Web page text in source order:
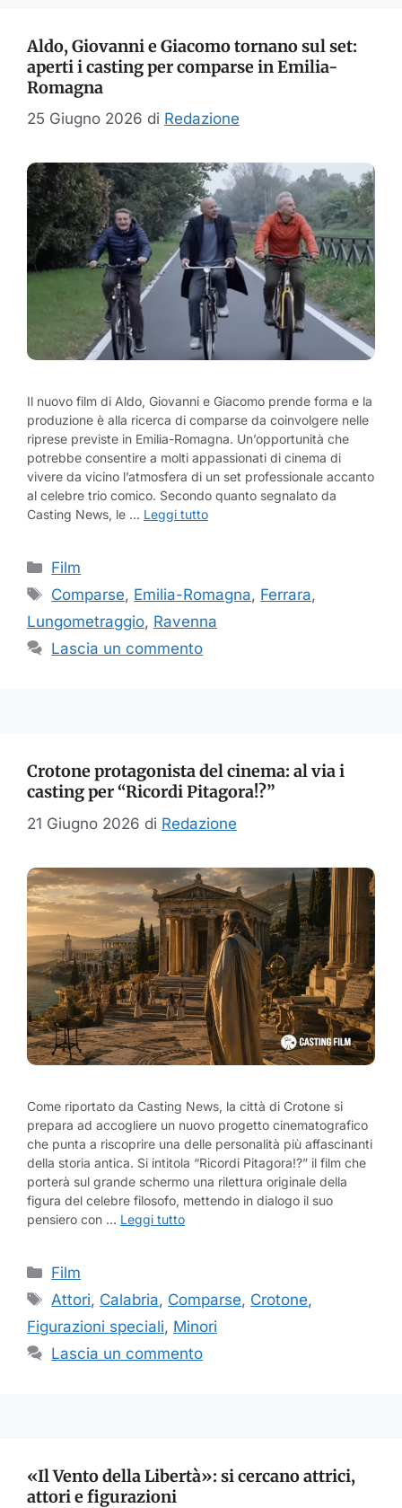
Aldo, Giovanni e Giacomo tornano sul set:
aperti i casting per comparse in Emilia-
Romagna
25 Giugno 2026 di Redazione
Il nuovo film di Aldo, Giovanni e Giacomo prende forma e la
produzione è alla ricerca di comparse da coinvolgere nelle
riprese previste in Emilia-Romagna. Un’opportunità che
potrebbe consentire a molti appassionati di cinema di
vivere da vicino l’atmosfera di un set professionale accanto
al celebre trio comico. Secondo quanto segnalato da
Casting News, le … Leggi tutto
Categorie
Film
Tag
Comparse, Emilia-Romagna, Ferrara,
Lungometraggio, Ravenna
Lascia un commento
Crotone protagonista del cinema: al via i
casting per “Ricordi Pitagora!?”
21 Giugno 2026 di Redazione
Come riportato da Casting News, la città di Crotone si
prepara ad accogliere un nuovo progetto cinematografico
che punta a riscoprire una delle personalità più affascinanti
della storia antica. Si intitola “Ricordi Pitagora!?” il film che
porterà sul grande schermo una rilettura originale della
figura del celebre filosofo, mettendo in dialogo il suo
pensiero con … Leggi tutto
Categorie
Film
Tag
Attori, Calabria, Comparse, Crotone,
Figurazioni speciali, Minori
Lascia un commento
«Il Vento della Libertà»: si cercano attrici,
attori e figurazioni